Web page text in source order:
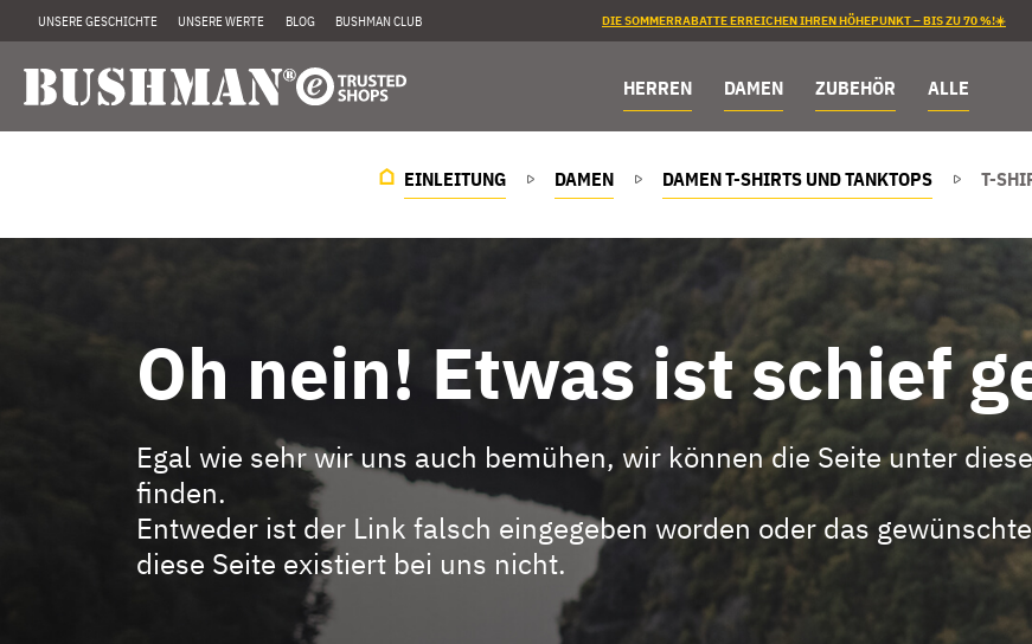
UNSERE GESCHICHTE UNSERE WERTE BLOG BUSHMAN CLUB DIE SOMMERRABATTE ERREICHEN IHREN HÖHEPUNKT – BIS ZU 70 %!☀️
HERREN DAMEN ZUBEHÖR ALLE
EINLEITUNG DAMEN DAMEN T-SHIRTS UND TANKTOPS T-
Oh nein! Etwas ist schief
Egal wie sehr wir uns auch bemühen, wir können die Seite unter
finden.
Entweder ist der Link falsch eingegeben worden oder das
diese Seite existiert bei uns nicht.